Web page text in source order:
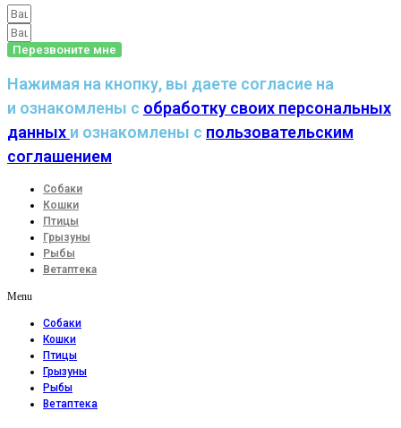
Перезвоните мне
Нажимая на кнопку, вы даете согласие на
и ознакомлены с обработку своих персональных
данных и ознакомлены с пользовательским
соглашением
Собаки
Кошки
Птицы
Грызуны
Рыбы
Ветаптека
Menu
Собаки
Кошки
Птицы
Грызуны
Рыбы
Ветаптека